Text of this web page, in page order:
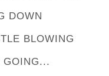
DOWN
BLOWING
GOING...